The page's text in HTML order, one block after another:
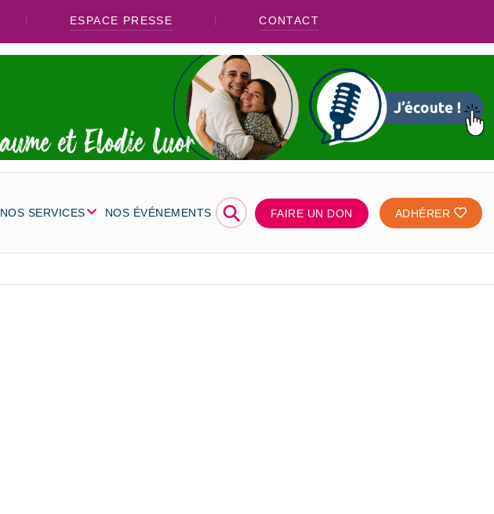
ESPACE PRESSE CONTACT
NOS SERVICES NOS ÉVÉNEMENTS ⚲ FAIRE UN DON ADHÉRER